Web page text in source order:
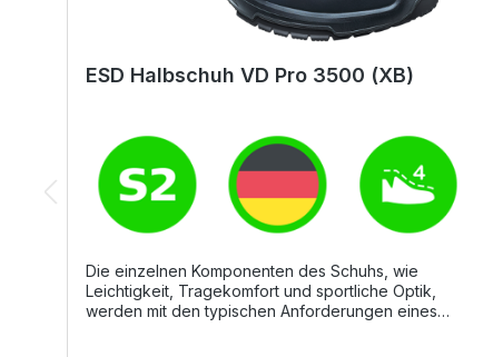
ESD Halbschuh VD Pro 3500 (XB)
Die einzelnen Komponenten des Schuhs, wie
Leichtigkeit, Tragekomfort und sportliche Optik,
werden mit den typischen Anforderungen eines